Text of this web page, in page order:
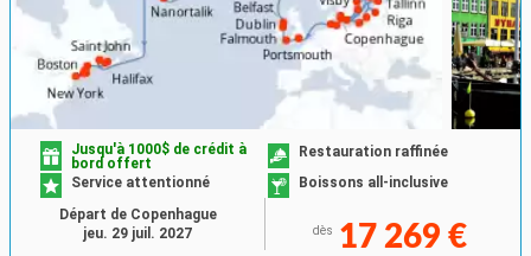
Jusqu'à 1000$ de crédit à
bord offert
Restauration raffinée
Service attentionné
Boissons all-inclusive
dès 17 269 €
Départ de Copenhague
jeu. 29 juil. 2027